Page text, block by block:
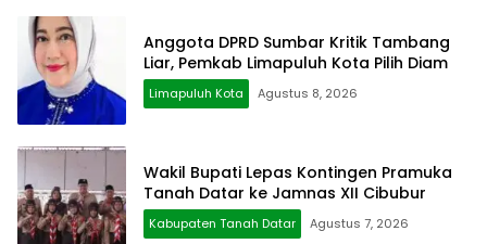
Anggota DPRD Sumbar Kritik Tambang
Liar, Pemkab Limapuluh Kota Pilih Diam
Limapuluh Kota Agustus 8, 2026
Wakil Bupati Lepas Kontingen Pramuka
Tanah Datar ke Jamnas XII Cibubur
Kabupaten Tanah Datar Agustus 7, 2026